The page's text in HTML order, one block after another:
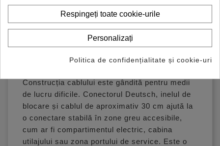
cu protocoale pentru vehicule grele, cum ar fi
J1939 sau protocoale specifice CAT, în funcție
de echipamentul utilizat. AsTools menționează
explicit că astfel de adaptoare nu sunt
Construcția cablului este gândită pentru medii
de lucru dificile. Conectorul Deutsch, inelul de
blocare și cablul de aproximativ 30 cm ajută la
o conectare stabilă în zone greu accesibile,
cum ar fi compartimentul electric, cabina
utilajului sau zona portului de service. Este o
Respingeți toate cookie-urile
Personalizați
Politica de confidențialitate și cookie-uri